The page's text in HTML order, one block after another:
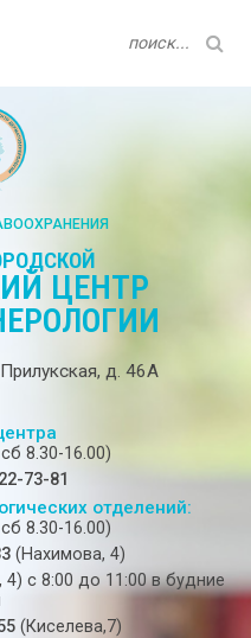
ЦЕНТР
д. 46А
8.30-16.00)
73-81
отделений:
8.30-16.00)
(Нахимова, 4)
c 8:00 до 11:00 в будние
(Киселева,7)